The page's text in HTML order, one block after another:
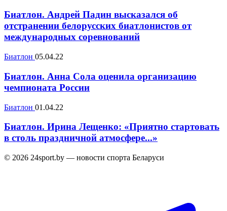
Биатлон. Андрей Падин высказался об
отстранении белорусских биатлонистов от
международных соревнований
Биатлон 05.04.22
Биатлон. Анна Сола оценила организацию
чемпионата России
Биатлон 01.04.22
Биатлон. Ирина Лещенко: «Приятно стартовать
в столь праздничной атмосфере...»
© 2026 24sport.by — новости спорта Беларуси